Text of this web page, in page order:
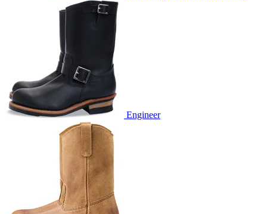
Engineer